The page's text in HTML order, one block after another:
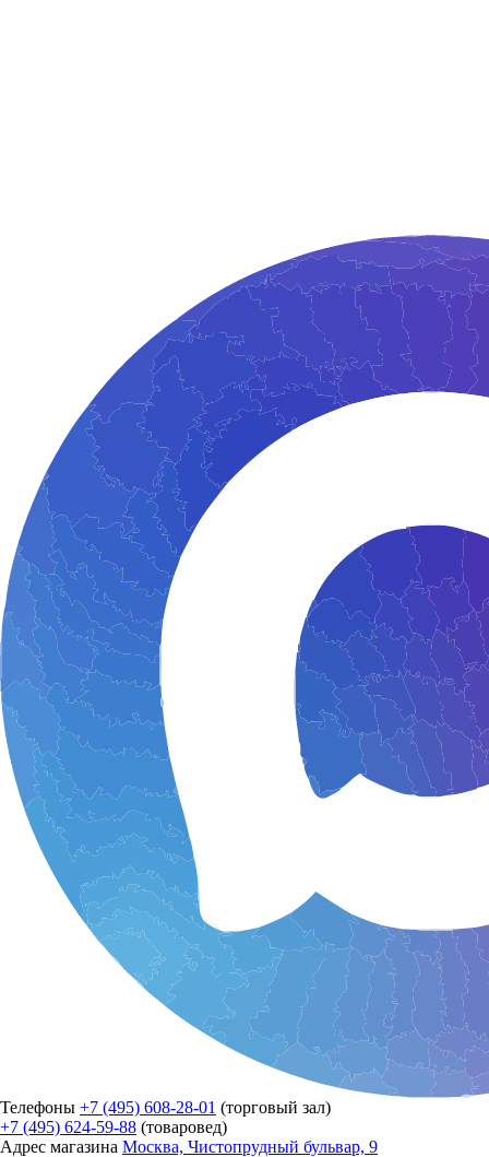
Телефоны +7 (495) 608-28-01 (торговый зал)
+7 (495) 624-59-88 (товаровед)
Адрес магазина Москва, Чистопрудный бульвар, 9